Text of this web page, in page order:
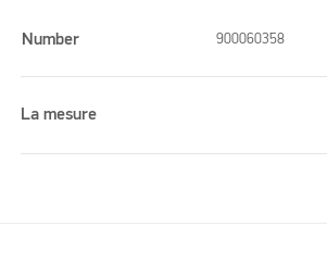
Number 900060358
La mesure